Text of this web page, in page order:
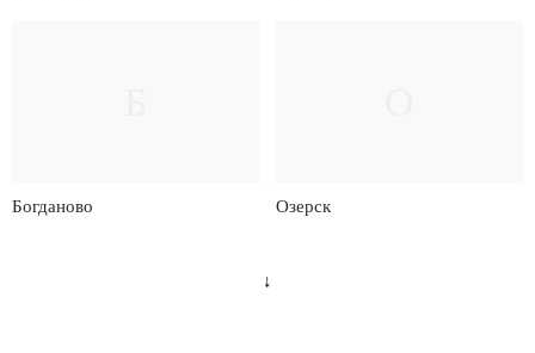
Богданово Озерск
↓